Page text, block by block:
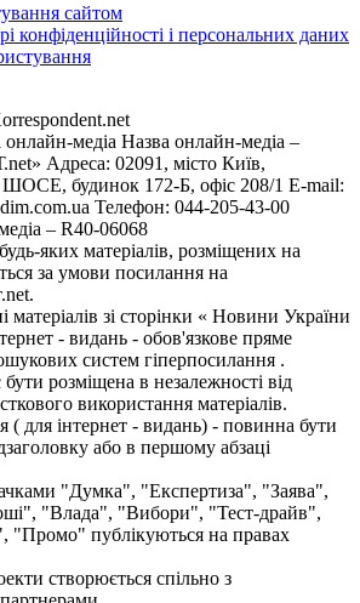
сайтом
конфіденційності і персональних даних
онлайн-медіа Назва онлайн-медіа –
Адреса: 02091, місто Київ,
будинок 172-Б, офіс 208/1 E-mail:
Телефон: 044-205-43-00
– R40-06068
яких матеріалів, розміщених на
за умови посилання на
матеріалів зі сторінки « Новини України
- видань - обов'язкове пряме
систем гіперпосилання .
розміщена в незалежності від
використання матеріалів.
( для інтернет - видань) - повинна бути
або в першому абзаці
"Думка", "Експертиза", "Заява",
"Влада", "Вибори", "Тест-драйв",
"Промо" публікуються на правах
створюється спільно з